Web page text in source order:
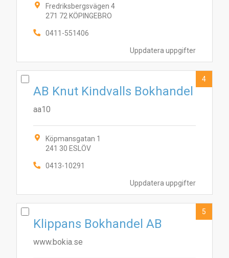
Uppdatera uppgifter
Fredriksbergsvägen 4
271 72 KÖPINGEBRO
0411-551406
Uppdatera uppgifter
AB Knut Kindvalls Bokhandel
aa10
Köpmansgatan 1
241 30 ESLÖV
0413-10291
4
Klippans Bokhandel AB
www.bokia.se
5